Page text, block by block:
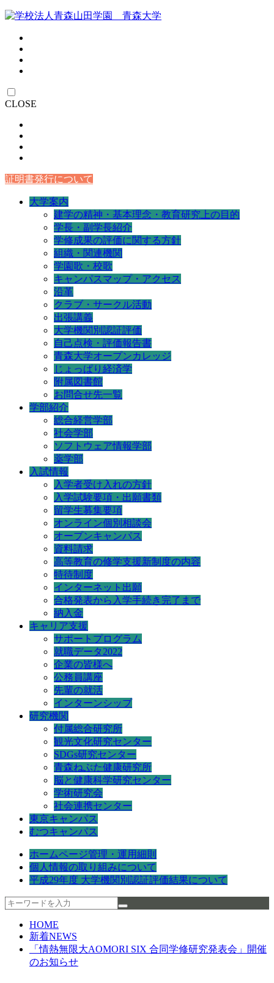
CLOSE
証明書発行について
大学案内
建学の精神・基本理念・教育研究上の目的
学長・副学長紹介
学修成果の評価に関する方針
組織・関連機関
学園歌・校歌
キャンパスマップ・アクセス
沿革
クラブ・サークル活動
出張講義
大学機関別認証評価
自己点検・評価報告書
青森大学オープンカレッジ
じょっぱり経済学
附属図書館
お問合せ先一覧
学部紹介
総合経営学部
社会学部
ソフトウェア情報学部
薬学部
入試情報
入学者受け入れの方針
入学試験要項・出願書類
留学生募集要項
オンライン個別相談会
オープンキャンパス
資料請求
高等教育の修学支援新制度の内容
特待制度
インターネット出願
合格発表から入学手続き完了まで
納入金
キャリア支援
サポートプログラム
就職データ2022
企業の皆様へ
公務員講座
先輩の就活
インターンシップ
研究機関
付属総合研究所
観光文化研究センター
SDGs研究センター
青森ねぶた健康研究所
脳と健康科学研究センター
学術研究会
社会連携センター
東京キャンパス
むつキャンパス
ホームページ管理・運用細則
個人情報の取り組みについて
平成29年度 大学機関別認証評価結果について
HOME
新着NEWS
「情熱無限大AOMORI SIX 合同学修研究発表会」開催
のお知らせ